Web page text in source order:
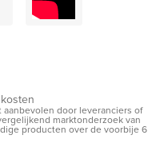
door leveranciers of
marktonderzoek van
producten over de voorbije 6